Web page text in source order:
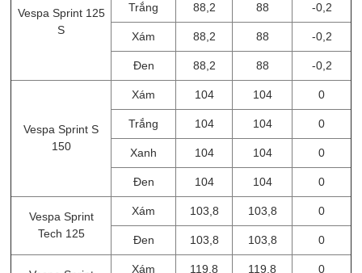
Vespa Sprint 125
S
Trắng 88,2 88 -0,2
Xám 88,2 88 -0,2
Đen 88,2 88 -0,2
Vespa Sprint S
150
Xám 104 104 0
Trắng 104 104 0
Xanh 104 104 0
Đen 104 104 0
Vespa Sprint
Tech 125
Xám 103,8 103,8 0
Đen 103,8 103,8 0
Xám 119,8 119,8 0